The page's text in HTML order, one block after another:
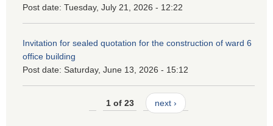
Post date: Tuesday, July 21, 2026 - 12:22
Invitation for sealed quotation for the construction of ward 6
office building
Post date: Saturday, June 13, 2026 - 15:12
1 of 23 next ›